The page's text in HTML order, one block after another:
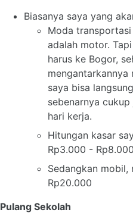
Biasanya saya yang
Moda
adalah motor.
harus ke Bogor,
mengantarkannya
saya bisa
sebenarnya
hari kerja.
Hitungan kasar
Rp3.000 - Rp8.000
Sedangkan mobil,
Rp20.000
Pulang Sekolah